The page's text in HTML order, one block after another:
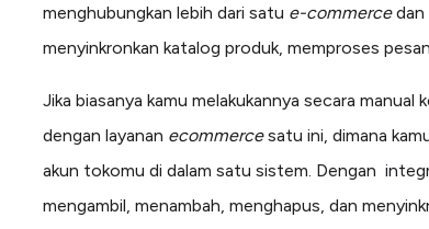
menghubungkan lebih dari satu e-commercedan
menyinkronkan katalog produk, memproses
Jika biasanya kamu melakukannya secara
dengan layanan ecommercesatu ini, dimana
akun tokomu di dalam satu sistem. Dengan
mengambil, menambah, menghapus, dan